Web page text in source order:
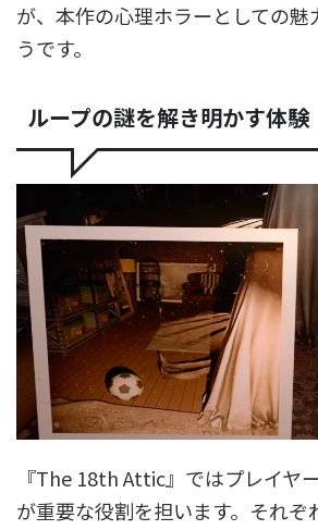
が、本作の心理ホラーとしての魅
うです。
ループの謎を解き明かす体験
『The 18th Attic』ではプレイヤ
が重要な役割を担います。それぞ